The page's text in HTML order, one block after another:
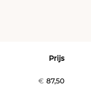
Prijs
€ 87,50